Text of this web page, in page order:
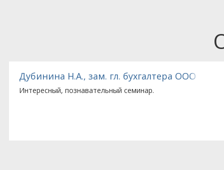
Дубинина Н.А., зам. гл. бухгалтера ООО
Интересный, познавательный семинар.